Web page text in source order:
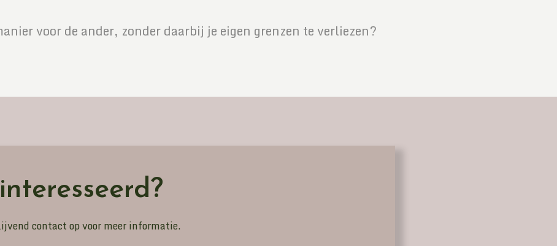
voor de ander, zonder daarbij je eigen grenzen te verliezen?
contact op voor meer informatie.